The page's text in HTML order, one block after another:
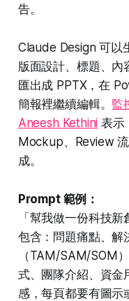
告。
Claude Design 可以
版面設計、標題、內
匯出成 PPTX，在
簡報裡繼續編輯。 監
Aneesh Kethini 表示
Mockup、Review
成。
Prompt 範例：
「幫我做一份科技
包含：問題痛點、解
（TAM/SAM/SOM
式、團隊介紹、資金
感，每頁都要有圖示